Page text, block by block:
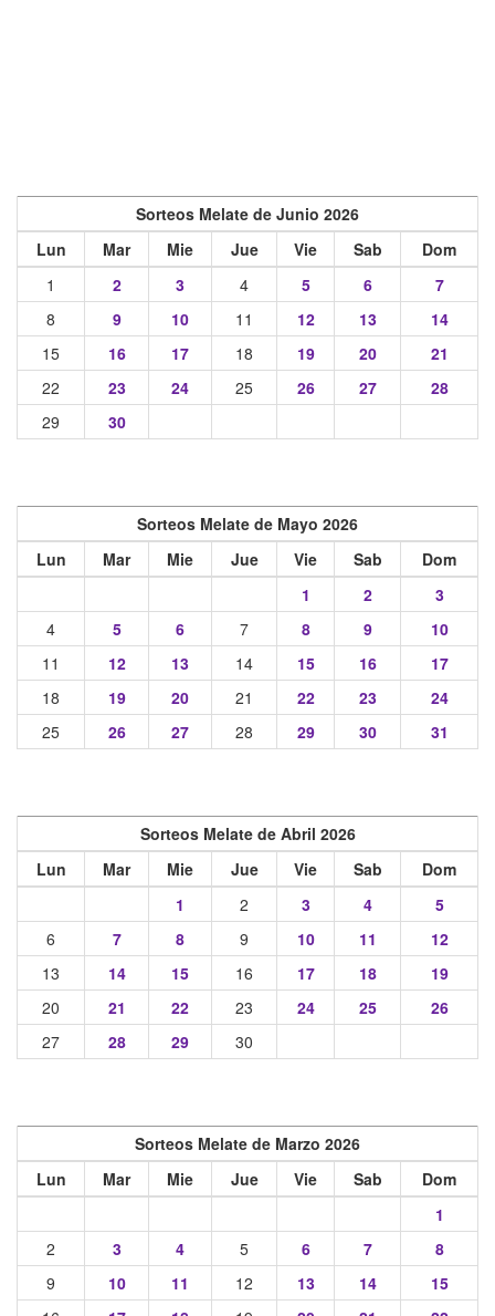
Sorteos Melate de Junio 2026
Lun
Mar Mie Jue Vie Sab
Dom
1
2 3 4 5 6
7
8
9 10 11 12 13
14
15
16 17 18 19 20
21
22
23 24 25 26 27
28
29
30
Sorteos Melate de Mayo 2026
Lun
Mar Mie Jue Vie Sab
Dom
1
2
3
4
5 6 7 8 9
10
11
12 13 14 15 16
17
18
19 20 21 22 23
24
25
26 27 28 29 30 31
Sorteos Melate de Abril 2026
Lun
Mar Mie Jue Vie Sab
Dom
1
2 3 4
5
6
7 8 9 10 11
12
13
14 15 16 17 18
19
20
21 22 23 24 25
26
27
28 29 30
Sorteos Melate de Marzo 2026
Lun
Mar Mie Jue Vie Sab
Dom
1
2
3 4 5 6 7
8
9
10 11 12 13 14
15